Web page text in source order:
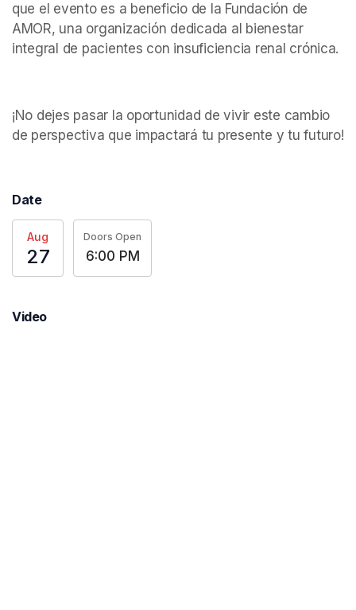
que el evento es a beneficio de la Fundación de
AMOR, una organización dedicada al bienestar
integral de pacientes con insuficiencia renal crónica.
¡No dejes pasar la oportunidad de vivir este cambio
de perspectiva que impactará tu presente y tu futuro!
Date
Aug
27
Doors Open
6:00 PM
Video